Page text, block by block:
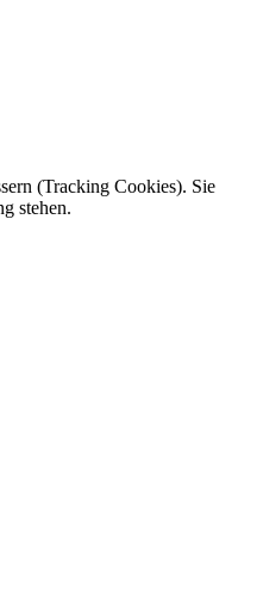
(Tracking Cookies). Sie
stehen.